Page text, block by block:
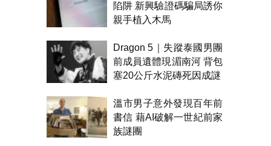
陷阱 新興驗證碼騙局誘你
親手植入木馬
Dragon 5｜失蹤泰國男團
前成員遺體現湄南河 背包
塞20公斤水泥磚死因成謎
溫市男子意外發現百年前
書信 藉AI破解一世紀前家
族謎團